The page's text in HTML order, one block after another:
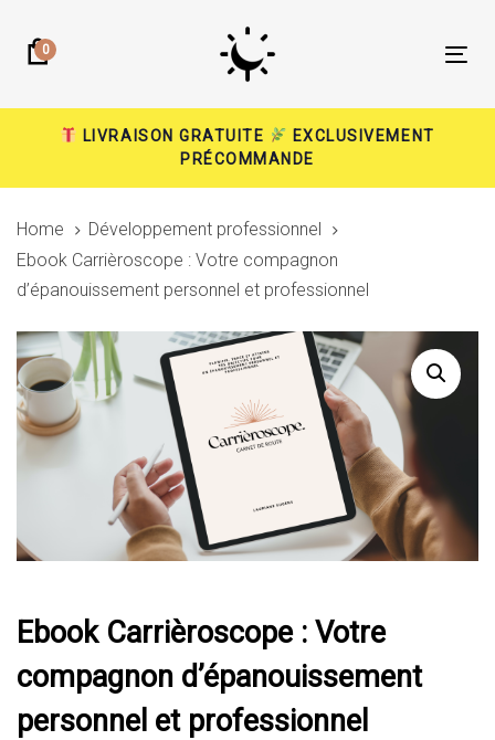
links
navigation
content
0
LIVRAISON GRATUITE
EXCLUSIVEMENT
PRÉCOMMANDE
Home
Développement professionnel
Ebook Carrièroscope : Votre compagnon
d’épanouissement personnel et professionnel
Ebook Carrièroscope : Votre
compagnon d’épanouissement
personnel et professionnel
Ebook
Carrièroscope
:
Votre
compagnon
d'épanouissement
et
quantity